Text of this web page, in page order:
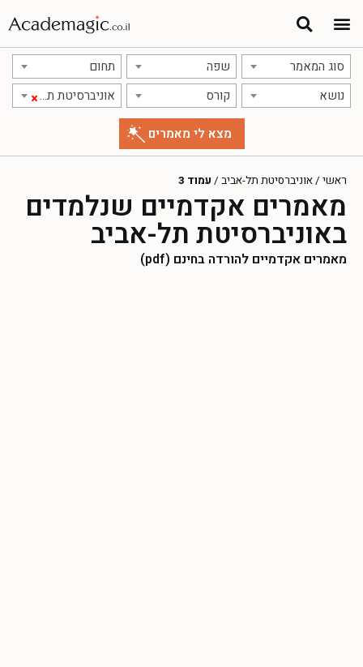
סוג המאמר שפה
תחום
נושא
קורס ×אוניברסיטת תל-אביב
ראשי /אוניברסיטת תל-אביב / עמוד 3
מאמרים אקדמיים שנלמדים
באוניברסיטת תל-אביב
מאמרים אקדמיים להורדה בחינם (pdf)